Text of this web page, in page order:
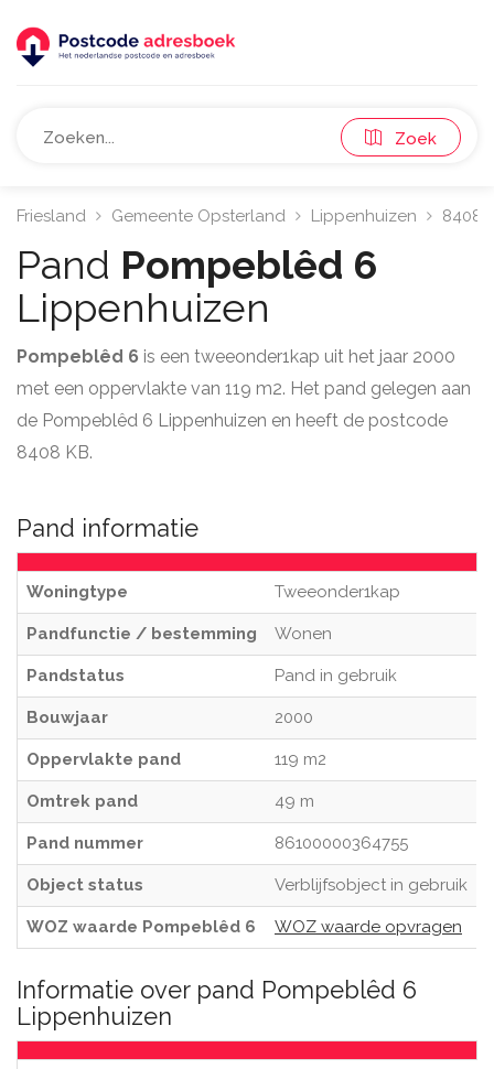
Zoek
Friesland Gemeente Opsterland Lippenhuizen 8408
Pand Pompeblêd 6
Lippenhuizen
Pompeblêd 6 is een tweeonder1kap uit het jaar 2000
met een oppervlakte van 119 m2. Het pand gelegen aan
de Pompeblêd 6 Lippenhuizen en heeft de postcode
8408 KB.
Pand informatie
Woningtype Tweeonder1kap
Pandfunctie / bestemming Wonen
Pandstatus Pand in gebruik
Bouwjaar 2000
Oppervlakte pand 119 m2
Omtrek pand 49 m
Pand nummer 86100000364755
Object status Verblijfsobject in gebruik
WOZ waarde Pompeblêd 6 WOZ waarde opvragen
Informatie over pand Pompeblêd 6
Lippenhuizen